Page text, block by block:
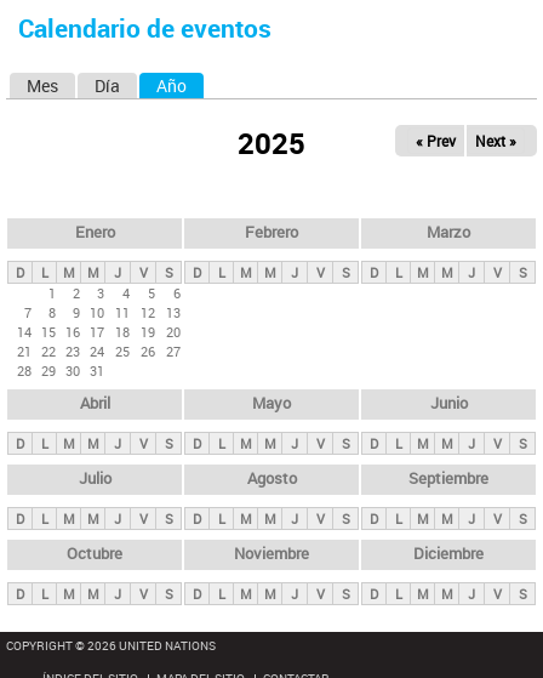
d
usted
Calendario de eventos
s
p
n
i
p
a
l
s
Mes Día Año
2025 « Prev Next »
Enero
D L M M J V
S
1
2 3 4 5
6
7
8 9 10 11 12
13
14 15 16 17 18 19 20
21
22 23 24 25 26 27
28 29 30 31
Febrero
D L M M J V S
Marzo
D L M M J V S
Abril
D L M M J V S
Mayo
D L M M J V S
Junio
D L M M J V S
Julio
D L M M J V S
Agosto
D L M M J V S
Septiembre
D L M M J V S
Octubre
D L M M J V S
Noviembre
D L M M J V S
Diciembre
D L M M J V S
COPYRIGHT © 2026 UNITED NATIONS